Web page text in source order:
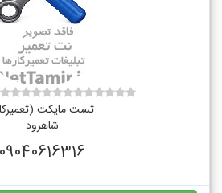
تست مایکت (تعمیرکار)
شاهرود
09040616316